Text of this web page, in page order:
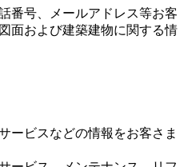
番号、メールアドレス等お客
面および建築建物に関する情
ービスなどの情報をお客さま